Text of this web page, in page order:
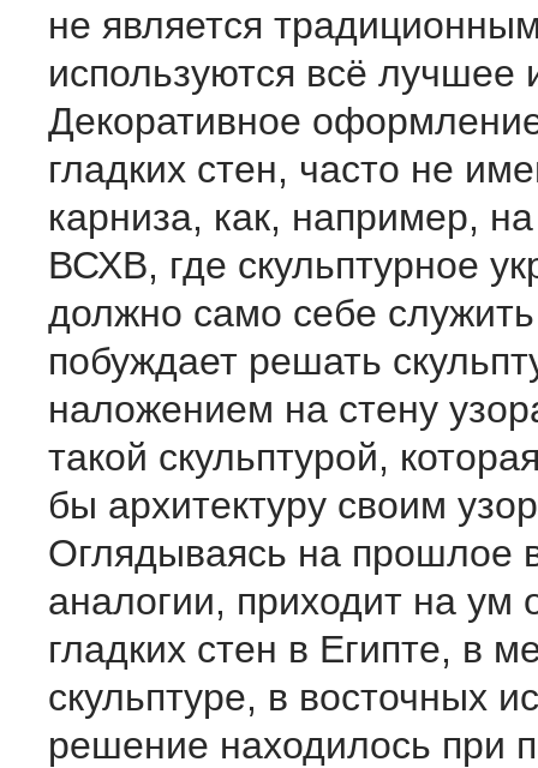
не является
используются всё лучшее
Декоративное
гладких стен, часто не
карниза, как, например,
ВСХВ, где скульптурное
должно само себе
побуждает решать
наложением на стену
такой скульптурой,
бы архитектуру своим
Оглядываясь на прошлое
аналогии, приходит на
гладких стен в Египте, в
скульптуре, в восточных
решение находилось при